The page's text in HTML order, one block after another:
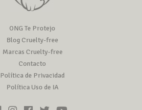
ONG Te Protejo
Blog Cruelty-free
Marcas Cruelty-free
Contacto
Política de Privacidad
Política Uso de IA